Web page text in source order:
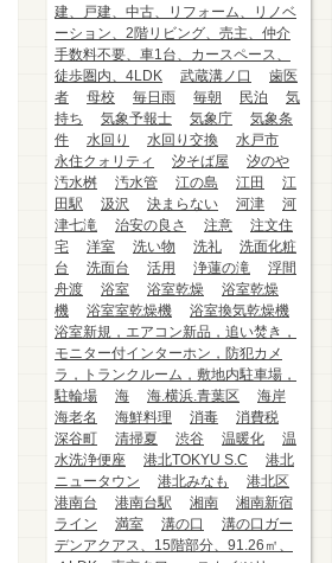
建、戸建、中古、リフォーム、リノベ
ーション、2階リビング、売主、仲介
手数料不要、車1台、カースペース、
徒歩圏内、4LDK
武蔵溝ノ口
歯医
者
母校 毎日雨 毎朝 民泊
気
持ち
気象予報士 気象庁
気象条
件
水回り 水回り交換
水戸市
永住クォリティ
汐そば屋
汐のや
汚水桝
汚水管 江の島 江田
江
田駅
汲沢 決まらない 河津
河
津七滝
治安の良さ 注意
注文住
宅
洋室 洗い物 洗礼
洗面化粧
台
洗面台 活用 浄蓮の滝
浮間
舟渡
浴室 浴室乾燥
浴室乾燥
機
浴室室乾燥機
浴室換気乾燥機
浴室新規，エアコン新品，追い焚き，
モニター付インターホン，防犯カメ
ラ，トランクルーム，敷地内駐車場，
駐輪場
海 海.横浜.青葉区
海岸
海老名
海鮮料理 消毒
消費税
深谷町
清掃夏 渋谷 温暖化
温
水洗浄便座
港北TOKYU S.C
港北
ニュータウン
港北みなも
港北区
港南台
港南台駅 湘南
湘南新宿
ライン
満室 溝の口
溝の口ガー
デンアクアス、15階部分、91.26㎡、